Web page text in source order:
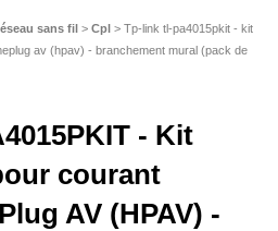
sans fil > Cpl> Tp-link tl-pa4015pkit - kit
av (hpav) - branchement mural (pack de
- Kit
courant
AV (HPAV) -